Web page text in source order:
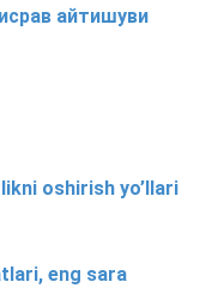
айтишуви
oshirish yo’llari
eng sara